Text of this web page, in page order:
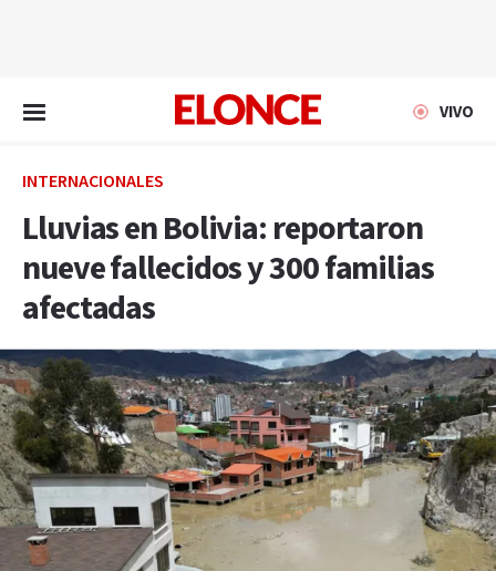
VIVO
INTERNACIONALES
Lluvias en Bolivia: reportaron
nueve fallecidos y 300 familias
afectadas